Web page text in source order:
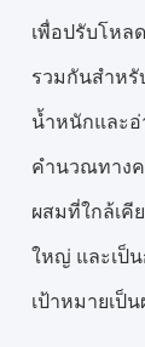
เพื่อปรับโหล
รวมกันสำหรั
น้ำหนักและอ่
คำนวณทางค
ผสมที่ใกล้เคี
ใหญ่ และเป็
เป้าหมายเป็